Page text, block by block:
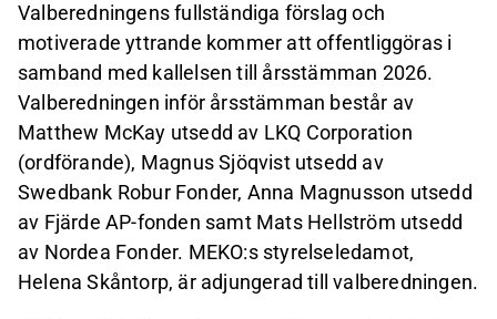
Valberedningens fullständiga förslag och
motiverade yttrande kommer att offentliggöras i
samband med kallelsen till årsstämman 2026.
Valberedningen inför årsstämman består av
Matthew McKay utsedd av LKQ Corporation
(ordförande), Magnus Sjöqvist utsedd av
Swedbank Robur Fonder, Anna Magnusson utsedd
av Fjärde AP-fonden samt Mats Hellström utsedd
av Nordea Fonder. MEKO:s styrelseledamot,
Helena Skåntorp, är adjungerad till valberedningen.